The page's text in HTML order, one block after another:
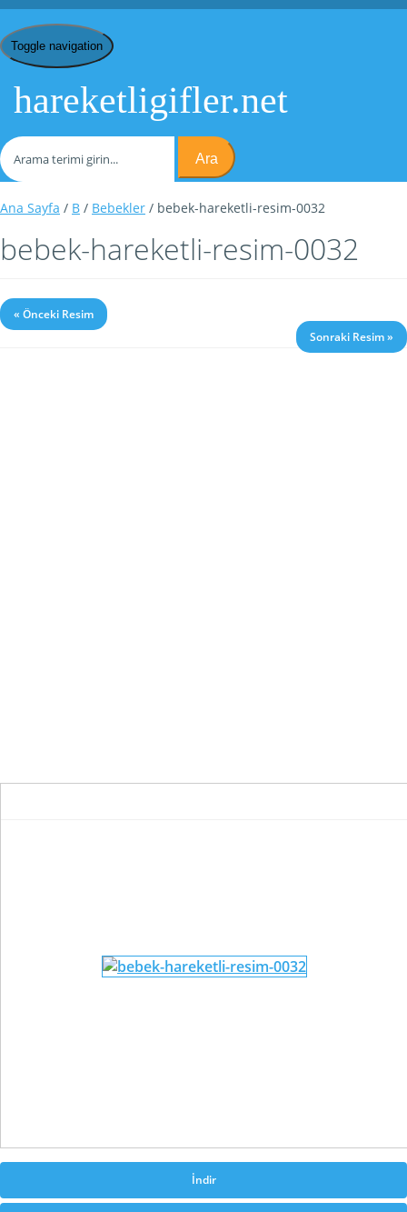
Toggle navigation
hareketligifler.net
Ara
Ana Sayfa / B / Bebekler / bebek-hareketli-resim-0032
bebek-hareketli-resim-0032
« Önceki Resim
Sonraki Resim »
İndir